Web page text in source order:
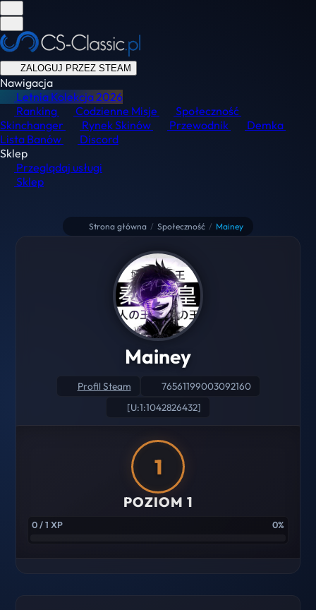
ZALOGUJ PRZEZ STEAM
Nawigacja
Letnia Kolekcja2026
Ranking
Codzienne Misje
Społeczność
Skinchanger
Rynek Skinów Przewodnik
Demka
Lista Banów
Discord
Sklep
Przeglądaj usługi
Sklep
Strona główna / Społeczność / Mainey
Mainey
Profil Steam
76561199003092160
[U:1:1042826432]
1
POZIOM 1
0 / 1 XP 0%